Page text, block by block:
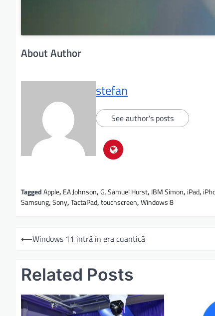
About Author
stefan
See author's posts
TaggedApple, EA Johnson,G. Samuel Hurst, IBM Simon, iPad,
Samsung,Sony,TactaPad,touchscreen,Windows 8
⟵Windows 11 intră în era cuantică
Related Posts